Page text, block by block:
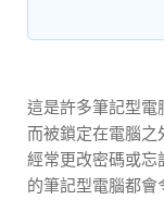
這是許多筆記型電
而被鎖定在電腦之
經常更改密碼或忘
的筆記型電腦都會